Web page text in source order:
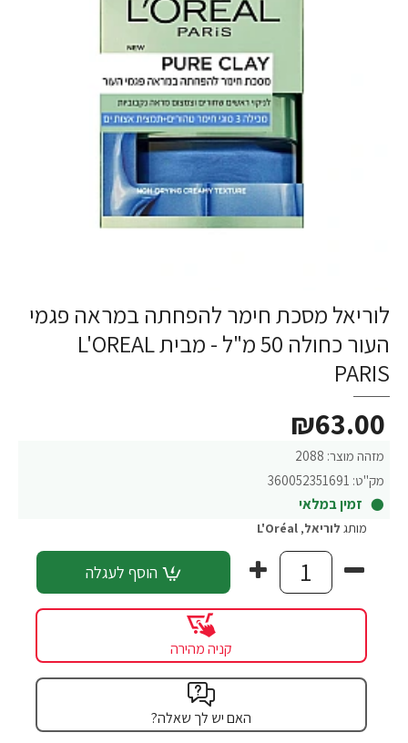
לוריאל מסכת חימר להפחתה במראה פגמי
העור כחולה 50 מ"ל - מבית L'OREAL
PARIS
מזהה מוצר: 2088
מק"ט: 360052351691
זמין במלאי
₪63.00
מותג לוריאל,
L'Oréal
הוסף לעגלה
קניה מהירה
האם יש לך שאלה?